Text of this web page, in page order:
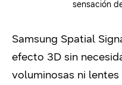
sensación
Samsung Spatial
efecto 3D sin
voluminosas ni